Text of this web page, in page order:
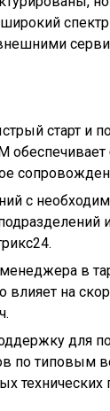
старт и
обеспечивает
с
в
влияет на
для
по типовым
технических